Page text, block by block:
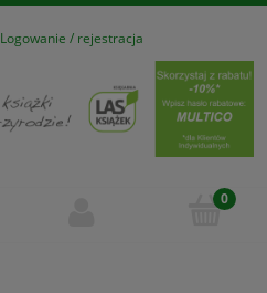
Logowanie / rejestracja